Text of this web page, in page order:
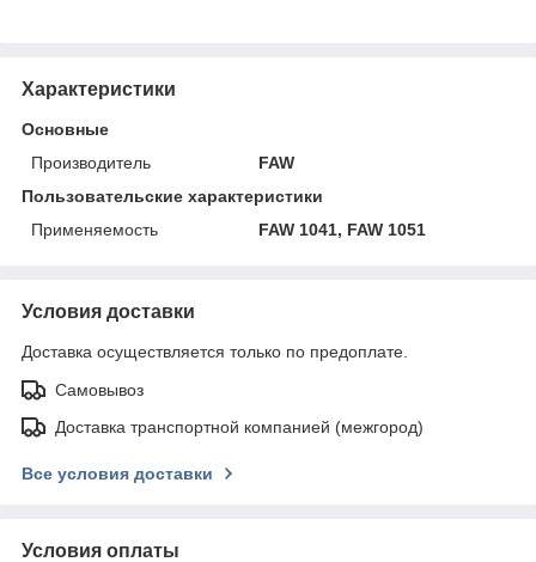
Характеристики
Основные
Производитель
FAW
Пользовательские характеристики
Применяемость
FAW 1041, FAW 1051
Условия доставки
Доставка осуществляется только по предоплате.
Самовывоз
Доставка транспортной компанией (межгород)
Все условия доставки
Условия оплаты